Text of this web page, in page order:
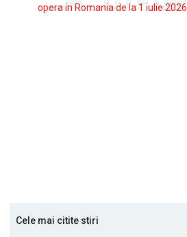
opera in Romania de la 1 iulie 2026
Cele mai citite stiri